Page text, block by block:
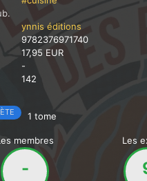
ynnis éditions
9782376971740
17,95 EUR
-
142
1 tome
membres
-
Les